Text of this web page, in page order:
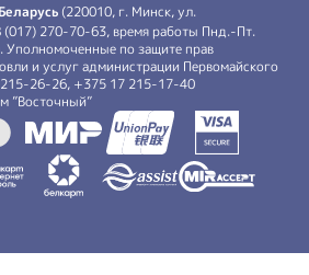
(220010, г. Минск, ул.
(017) 270-70-63, время работы Пнд.-Пт.
по защите прав
и услуг администрации Первомайского
26-26, +375 17 215-17-40
”Восточный”